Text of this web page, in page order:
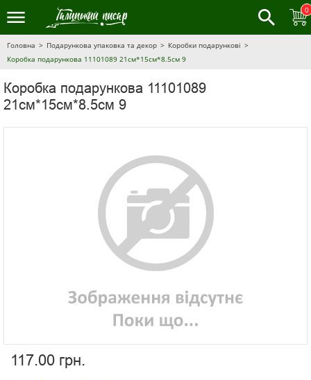
0
Головна Подарункова упаковка та декор
Коробки подарункові
Коробка подарункова 11101089 21см*15см*8.5см 9
Коробка подарункова 11101089
21см*15см*8.5см 9
117.00 грн.